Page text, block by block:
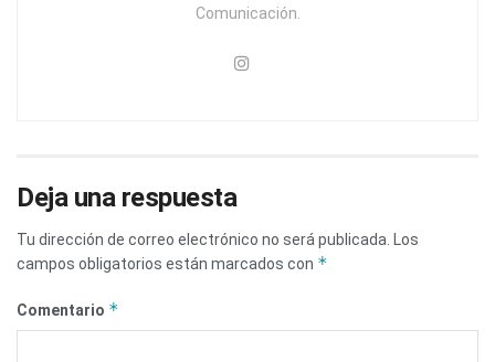
Comunicación.
Deja una respuesta
Tu dirección de correo electrónico no será publicada.
Los
campos obligatorios están marcados con *
Comentario *